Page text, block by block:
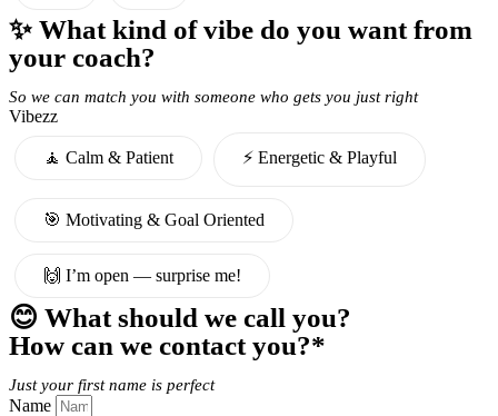
✨ What kind of vibe do you want from
your coach?
So we can match you with someone who gets you just right
Vibezz
🧘 Calm & Patient ⚡️ Energetic & Playful
🎯 Motivating & Goal Oriented
🙌 I’m open — surprise me!
😊 What should we call you?
How can we contact you?*
Just your first name is perfect
Name